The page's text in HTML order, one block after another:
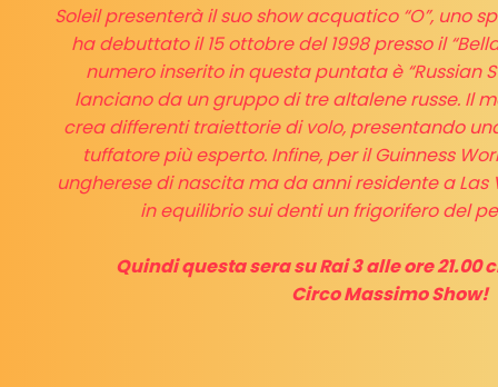
Soleil presenterà il suo show acquatico “O”, uno
ha debuttato il 15 ottobre del 1998 presso il
numero inserito in questa puntata è “Russian
lanciano da un gruppo di tre altalene russe. Il
crea differenti traiettorie di volo, presentando
tuffatore più esperto. Infine, per il Guinness
ungherese di nascita ma da anni residente a
in equilibrio sui denti un frigorifero del
Quindi questa sera su Rai 3 alle ore
Circo Massimo Show!